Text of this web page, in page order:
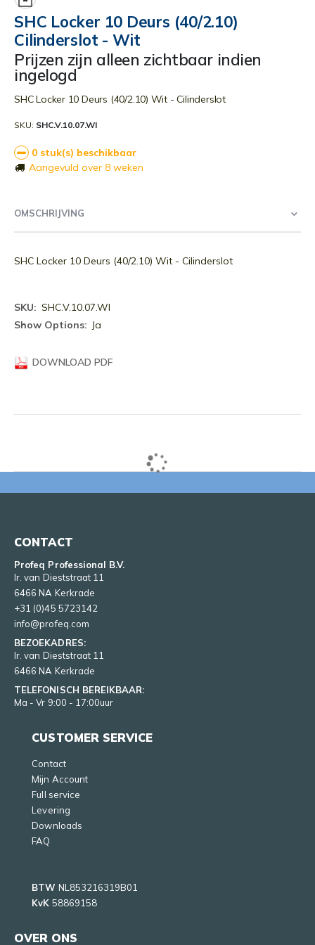
begin
van
de
afbeeldingen-
gallerij
SHC Locker 10 Deurs (40/2.10)
Cilinderslot - Wit
Prijzen zijn alleen zichtbaar indien
ingelogd
SHC Locker 10 Deurs (40/2.10) Wit - Cilinderslot
SKU SHC.V.10.07.WI
0 stuk(s) beschikbaar
Aangevuld over 8 weken
OMSCHRIJVING
SHC Locker 10 Deurs (40/2.10) Wit - Cilinderslot
Meer
informatie
SHC.V.10.07.WI
Ja
DOWNLOAD PDF
CONTACT
Profeq Professional B.V.
Ir. van Dieststraat 11
6466 NA Kerkrade
+31 (0)45 5723142
info@profeq.com
BEZOEKADRES:
Ir. van Dieststraat 11
6466 NA Kerkrade
TELEFONISCH BEREIKBAAR:
Ma - Vr 9:00 - 17:00uur
CUSTOMER SERVICE
Contact
Mijn Account
Full service
Levering
Downloads
FAQ
BTW NL853216319B01
KvK 58869158
OVER ONS